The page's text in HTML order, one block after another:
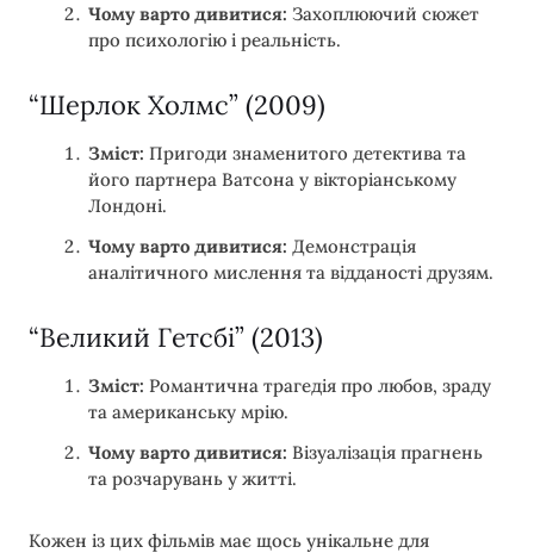
Чому варто дивитися: Захоплюючий сюжет
про психологію і реальність.
“Шерлок Холмс” (2009)
Зміст: Пригоди знаменитого детектива та
його партнера Ватсона у вікторіанському
Лондоні.
Чому варто дивитися: Демонстрація
аналітичного мислення та відданості друзям.
“Великий Гетсбі” (2013)
Зміст: Романтична трагедія про любов, зраду
та американську мрію.
Чому варто дивитися: Візуалізація прагнень
та розчарувань у житті.
Кожен із цих фільмів має щось унікальне для